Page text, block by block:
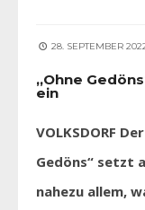
28. SEPTEMBER
„Ohne
ein
VOLKSDORF
Gedöns“ setzt
nahezu allem,